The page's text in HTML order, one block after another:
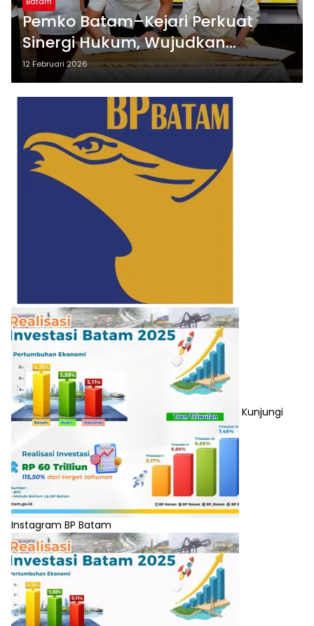
Pemko Batam–Kejari Perkuat
Sinergi Hukum, Wujudkan
Pemerintahan Bersih dan
Akuntabel
12 Februari 2026
Kunjungi
Instagram BP Batam